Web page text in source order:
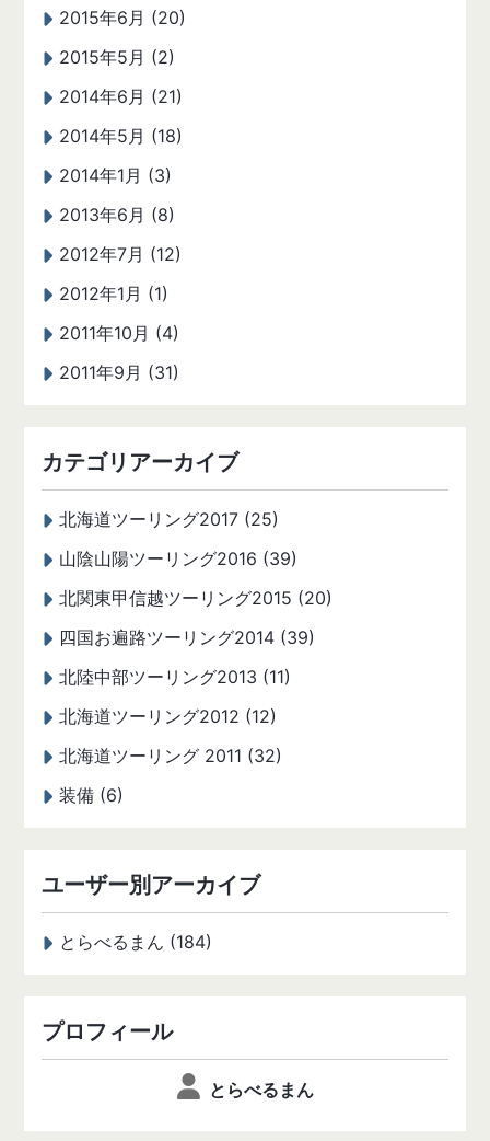
2015年6月 (20)
2015年5月 (2)
2014年6月 (21)
2014年5月 (18)
2014年1月 (3)
2013年6月 (8)
2012年7月 (12)
2012年1月 (1)
2011年10月 (4)
2011年9月 (31)
カテゴリアーカイブ
北海道ツーリング2017 (25)
山陰山陽ツーリング2016 (39)
北関東甲信越ツーリング2015 (20)
四国お遍路ツーリング2014 (39)
北陸中部ツーリング2013 (11)
北海道ツーリング2012 (12)
北海道ツーリング 2011 (32)
装備 (6)
ユーザー別アーカイブ
とらべるまん (184)
プロフィール
とらべるまん